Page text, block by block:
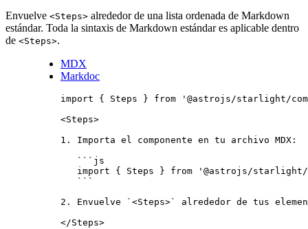
Envuelve <Steps> alrededor de una lista ordenada de Markdown
estándar. Toda la sintaxis de Markdown estándar es aplicable dentro
de <Steps>.
MDX
Markdoc
import { Steps } from ' @astrojs/starlight/
<Steps>
1 .
Importa el componente en tu archivo MDX:
``` js
import { Steps } from ' @astrojs/starlight/
```
2 . Envuelve ` <Steps>`
alrededor de tus
</Steps>